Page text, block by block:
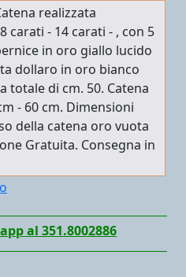
realizzata
carati - 14 carati - , con 5
in oro giallo lucido
dollaro in oro bianco
totale di cm. 50. Catena
- 60 cm. Dimensioni
della catena oro vuota
Gratuita. Consegna in
al 351.8002886